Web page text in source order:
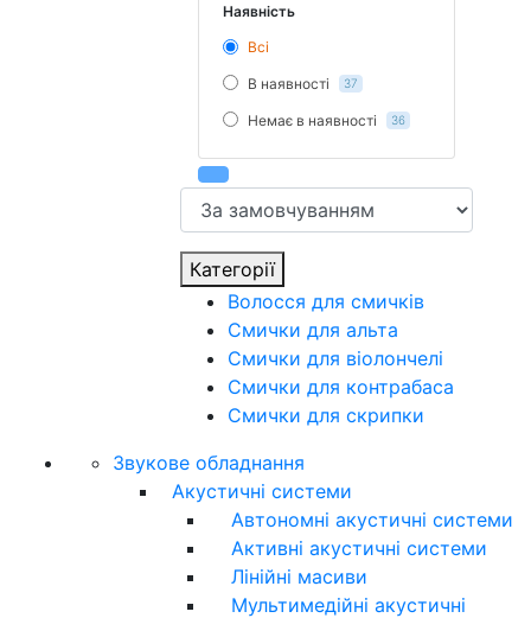
Наявність
Всі
В наявності 37
Немає в наявності 36
Категорії
Волосся для смичків
Смички для альта
Смички для віолончелі
Смички для контрабаса
Смички для скрипки
Звукове обладнання
Акустичні системи
Автономні акустичні системи
Активні акустичні системи
Лінійні масиви
Мультимедійні акустичні